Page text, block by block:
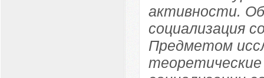
активности.
социализация
Предметом
теоретические